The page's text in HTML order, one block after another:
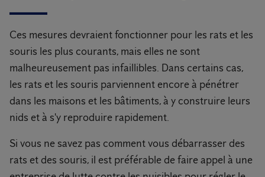
Ces mesures devraient fonctionner pour les rats et les
souris les plus courants, mais elles ne sont
malheureusement pas infaillibles. Dans certains cas,
les rats et les souris parviennent encore à pénétrer
dans les maisons et les bâtiments, à y construire leurs
nids et à s'y reproduire rapidement.
Si vous ne savez pas comment vous débarrasser des
rats et des souris, il est préférable de faire appel à une